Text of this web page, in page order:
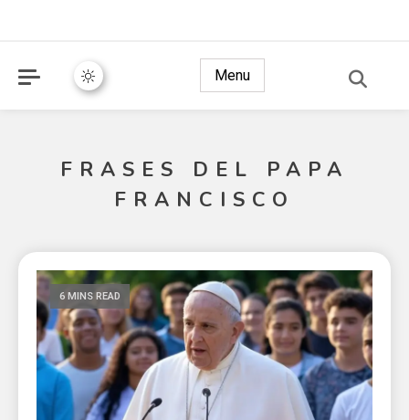
Menu
FRASES DEL PAPA
FRANCISCO
6 MINS READ